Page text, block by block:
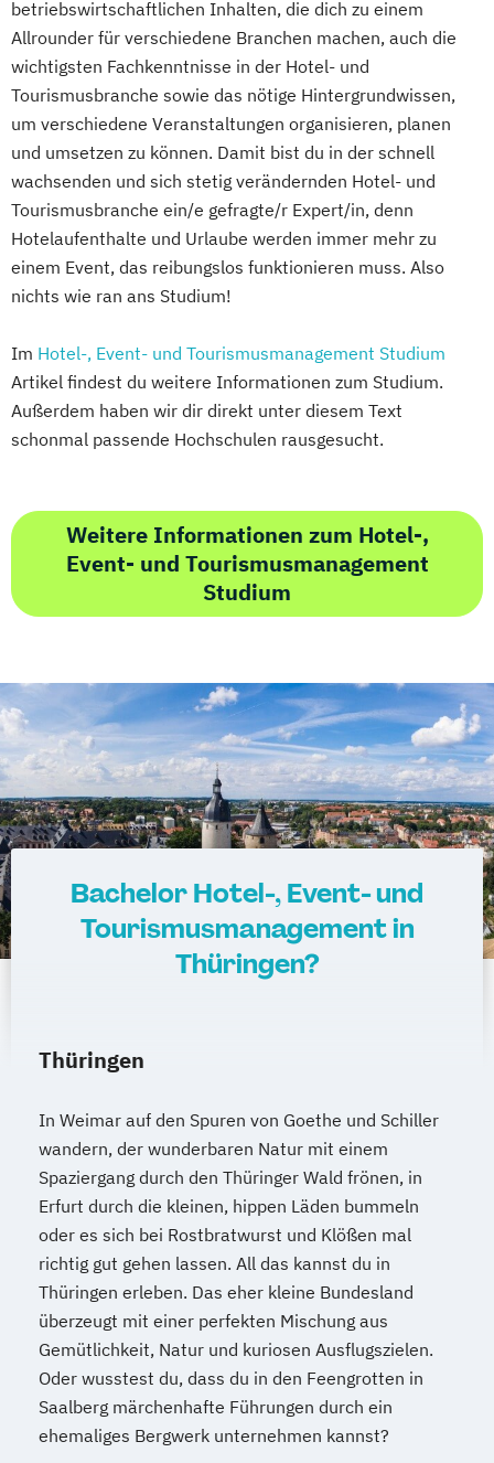
betriebswirtschaftlichen Inhalten, die dich zu einem
Allrounder für verschiedene Branchen machen, auch die
wichtigsten Fachkenntnisse in der Hotel- und
Tourismusbranche sowie das nötige Hintergrundwissen,
um verschiedene Veranstaltungen organisieren, planen
und umsetzen zu können. Damit bist du in der schnell
wachsenden und sich stetig verändernden Hotel- und
Tourismusbranche ein/e gefragte/r Expert/in, denn
Hotelaufenthalte und Urlaube werden immer mehr zu
einem Event, das reibungslos funktionieren muss. Also
nichts wie ran ans Studium!
Im Hotel-, Event- und Tourismusmanagement Studium
Artikel findest du weitere Informationen zum Studium.
Außerdem haben wir dir direkt unter diesem Text
schonmal passende Hochschulen rausgesucht.
Weitere Informationen zum Hotel-,
Event- und Tourismusmanagement
Studium
Bachelor Hotel-, Event- und
Tourismusmanagement in
Thüringen?
Thüringen
In Weimar auf den Spuren von Goethe und Schiller
wandern, der wunderbaren Natur mit einem
Spaziergang durch den Thüringer Wald frönen, in
Erfurt durch die kleinen, hippen Läden bummeln
oder es sich bei Rostbratwurst und Klößen mal
richtig gut gehen lassen. All das kannst du in
Thüringen erleben. Das eher kleine Bundesland
überzeugt mit einer perfekten Mischung aus
Gemütlichkeit, Natur und kuriosen Ausflugszielen.
Oder wusstest du, dass du in den Feengrotten in
Saalberg märchenhafte Führungen durch ein
ehemaliges Bergwerk unternehmen kannst?